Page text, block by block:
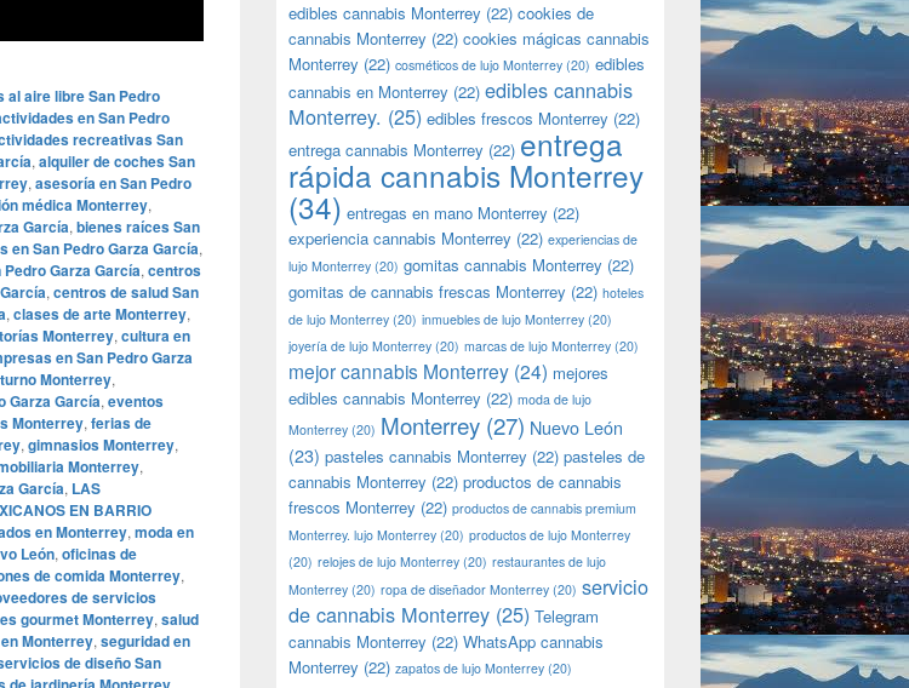
al aire libre San Pedro
en San Pedro
recreativas San
, alquiler de coches San
, asesoría en San Pedro
médica Monterrey,
García, bienes raíces San
en San Pedro Garza García,
Garza García, centros
, centros de salud San
, clases de arte Monterrey,
Monterrey, cultura en
en San Pedro Garza
Monterrey,
Garza García, eventos
Monterrey, ferias de
, gimnasios Monterrey,
Monterrey,
García, LAS
EN BARRIO
en Monterrey, moda en
León, oficinas de
de comida Monterrey,
de servicios
gourmet Monterrey, salud
Monterrey, seguridad en
de diseño San
edibles cannabis Monterrey (22) cookies de
cannabis Monterrey (22) cookies mágicas cannabis
Monterrey (22) cosméticos de lujo Monterrey (20) edibles
cannabis en Monterrey (22) edibles cannabis
Monterrey. (25) edibles frescos Monterrey (22)
entrega cannabis Monterrey (22) entrega
rápida cannabis Monterrey
(34) entregas en mano Monterrey (22)
experiencia cannabis Monterrey (22) experiencias de
lujo Monterrey (20) gomitas cannabis Monterrey (22)
gomitas de cannabis frescas Monterrey (22) hoteles
de lujo Monterrey (20) inmuebles de lujo Monterrey (20)
joyería de lujo Monterrey (20) marcas de lujo Monterrey (20)
mejor cannabis Monterrey (24) mejores
edibles cannabis Monterrey (22) moda de lujo
Monterrey (20) Monterrey (27) Nuevo León
(23) pasteles cannabis Monterrey (22) pasteles de
cannabis Monterrey (22) productos de cannabis
frescos Monterrey (22) productos de cannabis premium
Monterrey. lujo Monterrey (20) productos de lujo Monterrey
(20) relojes de lujo Monterrey (20) restaurantes de lujo
Monterrey (20) ropa de diseñador Monterrey (20) servicio
de cannabis Monterrey (25) Telegram
cannabis Monterrey (22) WhatsApp cannabis
Monterrey (22) zapatos de lujo Monterrey (20)